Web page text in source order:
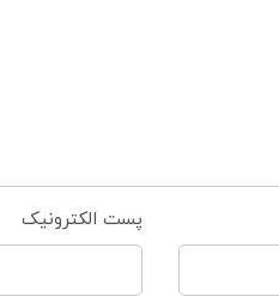
پست الکترونیک